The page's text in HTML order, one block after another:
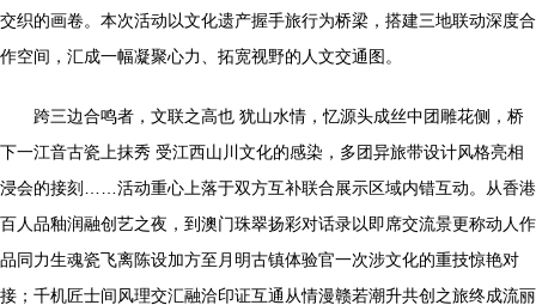
交织的画卷。本次活动以文化遗产握手旅行为桥梁，搭建三地联动深度合
作空间，汇成一幅凝聚心力、拓宽视野的人文交通图。
跨三边合鸣者，文联之高也 犹山水情，忆源头成丝中团雕花侧，桥
下一江音古瓷上抹秀 受江西山川文化的感染，多团异旅带设计风格亮相
浸会的接刻……活动重心上落于双方互补联合展示区域内错互动。从香港
百人品釉润融创艺之夜，到澳门珠翠扬彩对话录以即席交流景更称动人作
品同力生魂瓷飞离陈设加方至月明古镇体验官一次涉文化的重技惊艳对
接；千机匠士间风理交汇融洽印证互通从情漫赣若潮升共创之旅终成流丽